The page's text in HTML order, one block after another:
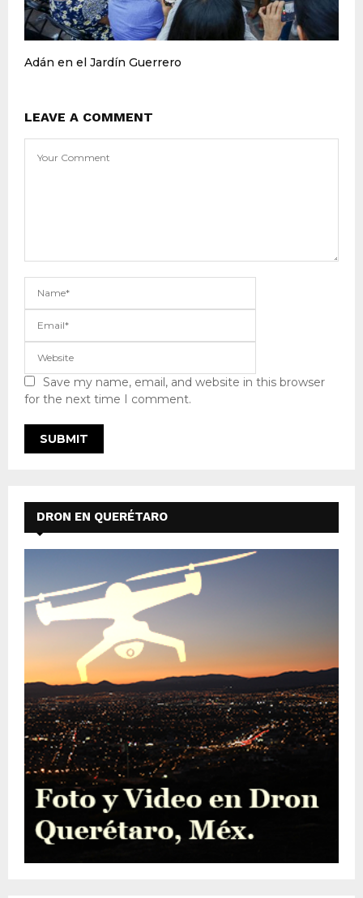
Adán en el Jardín Guerrero
LEAVE A COMMENT
Save my name, email, and website in this browser
for the next time I comment.
DRON EN QUERÉTARO